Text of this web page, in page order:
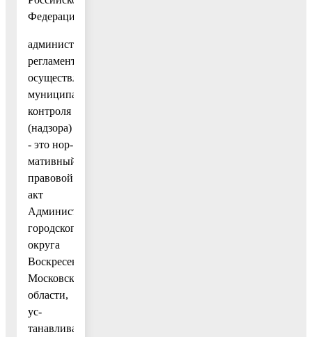
Федерации.
административный
регламент
осуществления
муниципального
контроля
(надзора)
- это нор-
мативный
правовой
акт
Администрации
городского
округа
Воскресенск
Московской
области,
ус-
танавливающий